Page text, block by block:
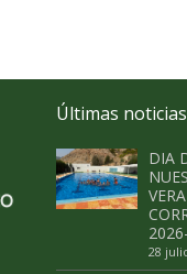
Últimas noticias
DIA
2026-
28